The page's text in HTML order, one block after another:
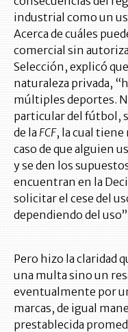
industrial como un
Acerca de cuáles
comercial sin
Selección, explicó
naturaleza privada,
múltiples deportes.
particular del fútbol,
de la FCF, la cual
caso de que alguien
y se den los
encuentran en la
solicitar el cese del
dependiendo del
Pero hizo la claridad
una multa sino un
eventualmente por
marcas, de igual
prestablecida